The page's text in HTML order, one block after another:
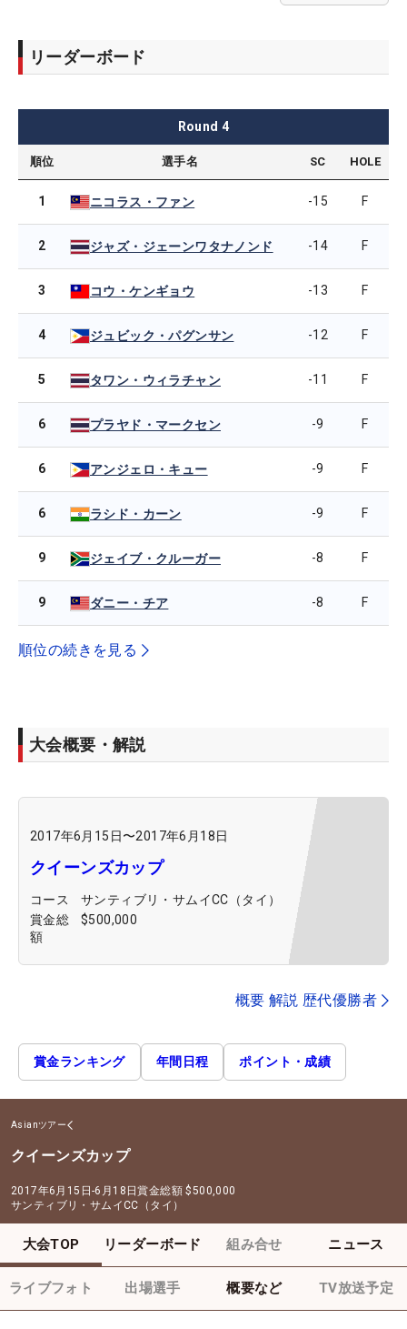
リーダーボード
Round 4
順位 選手名 SC HOLE
1 ニコラス・ファン -15 F
2 ジャズ・ジェーンワタナノンド -14 F
3 コウ・ケンギョウ -13 F
4 ジュビック・パグンサン -12 F
5 タワン・ウィラチャン -11 F
6 プラヤド・マークセン -9 F
6 アンジェロ・キュー -9 F
6 ラシド・カーン -9 F
9 ジェイブ・クルーガー -8 F
9 ダニー・チア -8 F
順位の続きを見る
大会概要・解説
2017年6月15日〜2017年6月18日
クイーンズカップ
コース
サンティブリ・サムイCC（タイ）
賞金総
額
$500,000
概要 解説 歴代優勝者
賞金ランキング 年間日程 ポイント・成績
Asianツアー
クイーンズカップ
2017年6月15日-6月18日賞金総額 $500,000
サンティブリ・サムイCC（タイ）
大会TOP リーダーボード 組み合せ ニュース
ライブフォト 出場選手 概要など TV放送予定